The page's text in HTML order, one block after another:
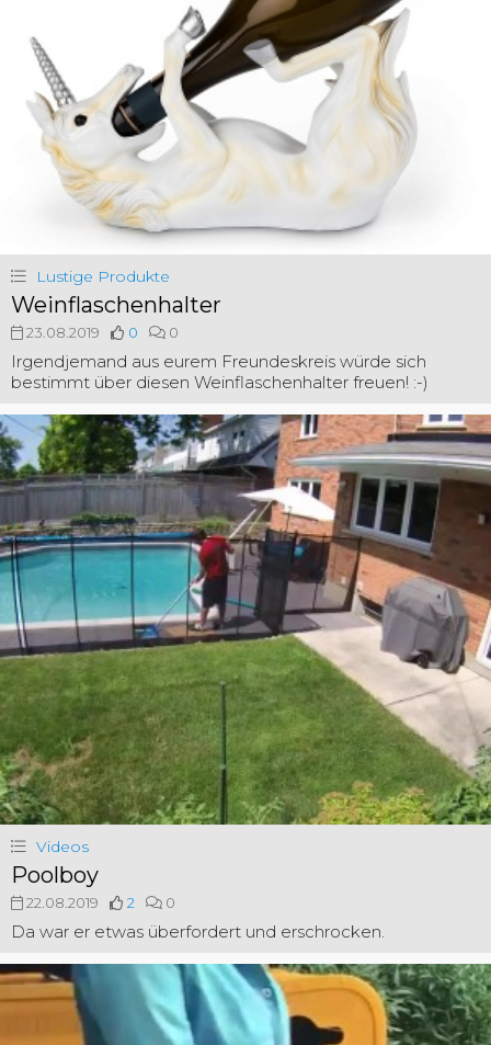
Lustige Produkte
Weinflaschenhalter
23.08.2019 0 0
Irgendjemand aus eurem Freundeskreis würde sich
bestimmt über diesen Weinflaschenhalter freuen! :-)
Videos
Poolboy
22.08.2019 2 0
Da war er etwas überfordert und erschrocken.